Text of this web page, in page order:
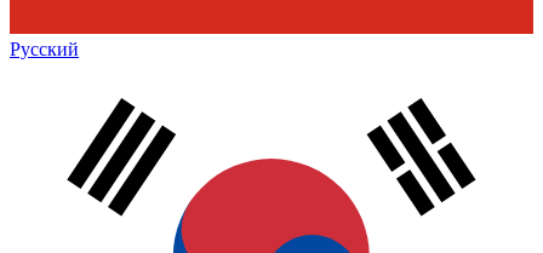
Русский